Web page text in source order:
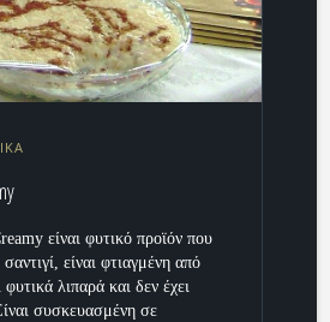
είναι φυτικό προϊόν που
είναι φτιαγμένη από
λιπαρά και δεν έχει
συσκευασμένη σε